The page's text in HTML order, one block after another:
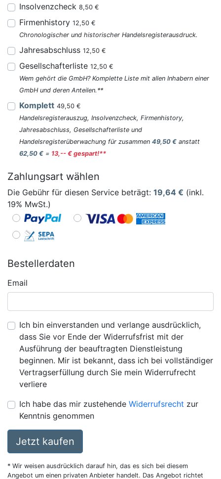
Insolvenzcheck 8,50 €
Firmenhistory 12,50 €
Chronologischer und historischer Handelsregisterausdruck.
Jahresabschluss 12,50 €
Gesellschafterliste 12,50 €
Wem gehört die GmbH? Komplette Liste mit allen Inhabern einer
GmbH und deren Anteilen.**
Komplett 49,50 €
Handelsregisterauszug, Insolvenzcheck, Firmenhistory,
Jahresabschluss, Gesellschafterliste und
Handelsregisterüberwachung für zusammen 49,50 € anstatt
62,50 € = 13,-- € gespart!**
Zahlungsart wählen
Die Gebühr für diesen Service beträgt: 19,64 € (inkl.
19% MwSt.)
Bestellerdaten
Email
Ich bin einverstanden und verlange ausdrücklich,
dass Sie vor Ende der Widerrufsfrist mit der
Ausführung der beauftragten Dienstleistung
beginnen. Mir ist bekannt, dass ich bei vollständiger
Vertragserfüllung durch Sie mein Widerrufrecht
verliere
Ich habe das mir zustehende Widerrufsrecht zur
Kenntnis genommen
Jetzt kaufen
* Wir weisen ausdrücklich darauf hin, das es sich bei diesem
Angebot um einen privaten Anbieter handelt. Das Angebot richtet